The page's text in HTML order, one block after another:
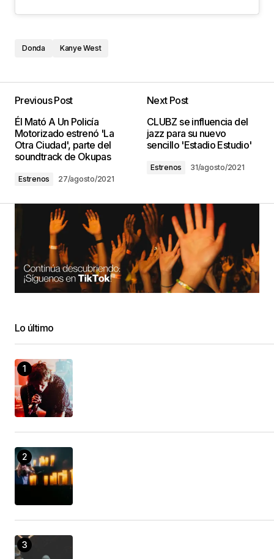
Donda Kanye West
Previous Post
Él Mató A Un Policía
Motorizado estrenó 'La
Otra Ciudad', parte del
soundtrack de Okupas
Estrenos 27/agosto/2021
Next Post
CLUBZ se influencia del
jazz para su nuevo
sencillo 'Estadio Estudio'
Estrenos 31/agosto/2021
Lo último